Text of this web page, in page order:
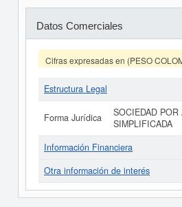
Datos Comerciales
Cifras expresadas en (PESO
Estructura Legal
Forma Jurídica
SOCIEDAD POR
SIMPLIFICADA
Información Financiera
Otra información de interés